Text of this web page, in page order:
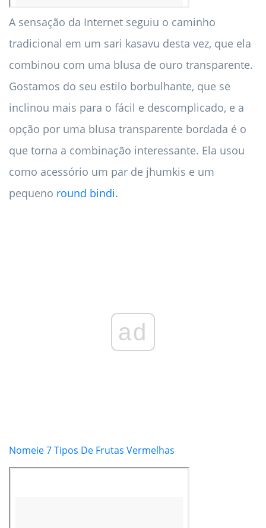
A sensação da Internet seguiu o caminho
tradicional em um sari kasavu desta vez, que ela
combinou com uma blusa de ouro transparente.
Gostamos do seu estilo borbulhante, que se
inclinou mais para o fácil e descomplicado, e a
opção por uma blusa transparente bordada é o
que torna a combinação interessante. Ela usou
como acessório um par de jhumkis e um
pequeno round bindi.
ad
Nomeie 7 Tipos De Frutas Vermelhas